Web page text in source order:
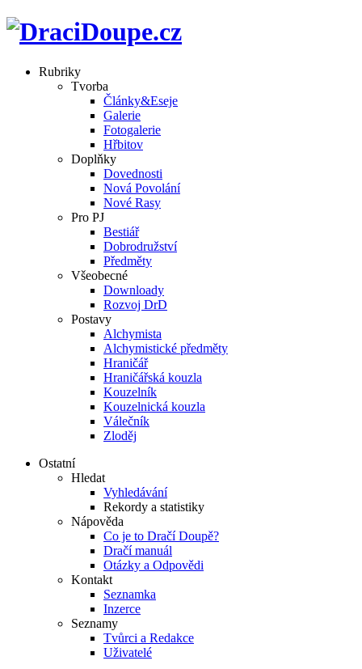
Rubriky
Tvorba
Články&Eseje
Galerie
Fotogalerie
Hřbitov
Doplňky
Dovednosti
Nová Povolání
Nové Rasy
Pro PJ
Bestiář
Dobrodružství
Předměty
Všeobecné
Downloady
Rozvoj DrD
Postavy
Alchymista
Alchymistické předměty
Hraničář
Hraničářská kouzla
Kouzelník
Kouzelnická kouzla
Válečník
Zloděj
Ostatní
Hledat
Vyhledávání
Rekordy a statistiky
Nápověda
Co je to Dračí Doupě?
Dračí manuál
Otázky a Odpovědi
Kontakt
Seznamka
Inzerce
Seznamy
Tvůrci a Redakce
Uživatelé